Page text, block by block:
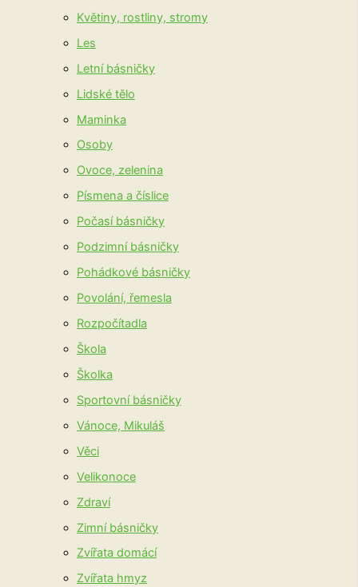
Květiny, rostliny, stromy
Les
Letní básničky
Lidské tělo
Maminka
Osoby
Ovoce, zelenina
Písmena a číslice
Počasí básničky
Podzimní básničky
Pohádkové básničky
Povolání, řemesla
Rozpočítadla
Škola
Školka
Sportovní básničky
Vánoce, Mikuláš
Věci
Velikonoce
Zdraví
Zimní básničky
Zvířata domácí
Zvířata hmyz